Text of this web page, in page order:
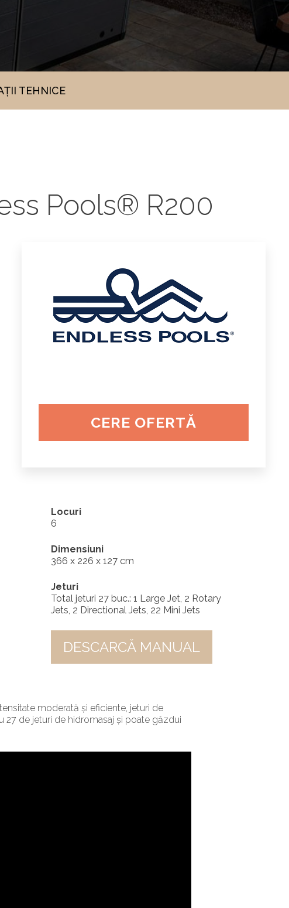
TEHNICE
Pools® R200
CERE OFERTĂ
Locuri
6
Dimensiuni
366 x 226 x 127 cm
Jeturi
Total jeturi 27 buc.: 1 Large Jet, 2 Rotary
Jets, 2 Directional Jets, 22 Mini Jets
DESCARCĂ MANUAL
moderată și eficiente, jeturi de
de jeturi de hidromasaj și poate găzdui